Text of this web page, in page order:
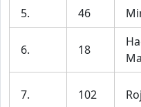
5. 46
6. 18
7. 102